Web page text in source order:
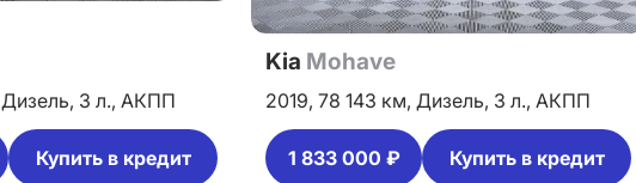
Дизель, 3 л., АКПП
Купить в кредит
Kia Mohave
2019, 78 143 км, Дизель, 3 л., АКПП
1 833 000 ₽ Купить в кредит